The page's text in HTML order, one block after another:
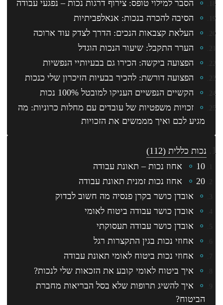
הסבר למילוי טופס: צירוף דרגות נכות – נפגעי עבודה
הסיבה להכרה בנכות: אנאלפביתיות
העלאת קצבאות הנכים: הדרך לצדק עוד ארוכה
הערר התקבל: שיעור הנכות הוגדל
הפצועה ביקשה: הכירו גם בבעיותיי הנפשיות
הפצועה דורשת: להכיר בבעיות הזיכרון שלי כנכות
הקשיים הנפשיים העניקו למובטל 100% נכות
זכויות משפטיות של עובדים עם מחלות כרוניות: מה
מגיע לכם ואיך מממשים את הזכויות
נכות כללית (112)
10 אחוז נכות – תאונת עבודה
20 אחוז נכות זמנית תאונת עבודה
אובדן כושר בקרן פנסיה מה חשוב לבדוק
אובדן כושר עבודה ביטוח לאומי
אובדן כושר עבודה תעסוקתי
אחוזי נכות בגין התקצרות רגל
אחוזי נכות ביטוח לאומי תאונת עבודה
איך ביטוח לאומי קובע את הזכאות שלי לנכות?
איך להשיג תרופות שלא בסל הבריאות מחברת
הביטוח?